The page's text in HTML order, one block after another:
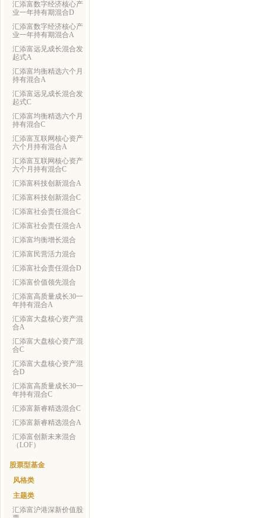
汇添富数字经济核心产
业一年持有期混合D
汇添富数字经济核心产
业一年持有期混合A
汇添富远见成长混合发
起式A
汇添富均衡精选六个月
持有混合A
汇添富远见成长混合发
起式C
汇添富均衡精选六个月
持有混合C
汇添富互联网核心资产
六个月持有混合A
汇添富互联网核心资产
六个月持有混合C
汇添富科技创新混合A
汇添富科技创新混合C
汇添富社会责任混合C
汇添富社会责任混合A
汇添富均衡增长混合
汇添富民营活力混合
汇添富社会责任混合D
汇添富价值领先混合
汇添富高质量成长30一
年持有混合A
汇添富大盘核心资产混
合A
汇添富大盘核心资产混
合C
汇添富大盘核心资产混
合D
汇添富高质量成长30一
年持有混合C
汇添富新睿精选混合C
汇添富新睿精选混合A
汇添富创新未来混合
（LOF）
股票型基金
风格类
主题类
汇添富沪港深新价值股